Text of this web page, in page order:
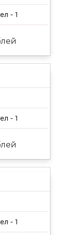
- 1
- 1
- 1